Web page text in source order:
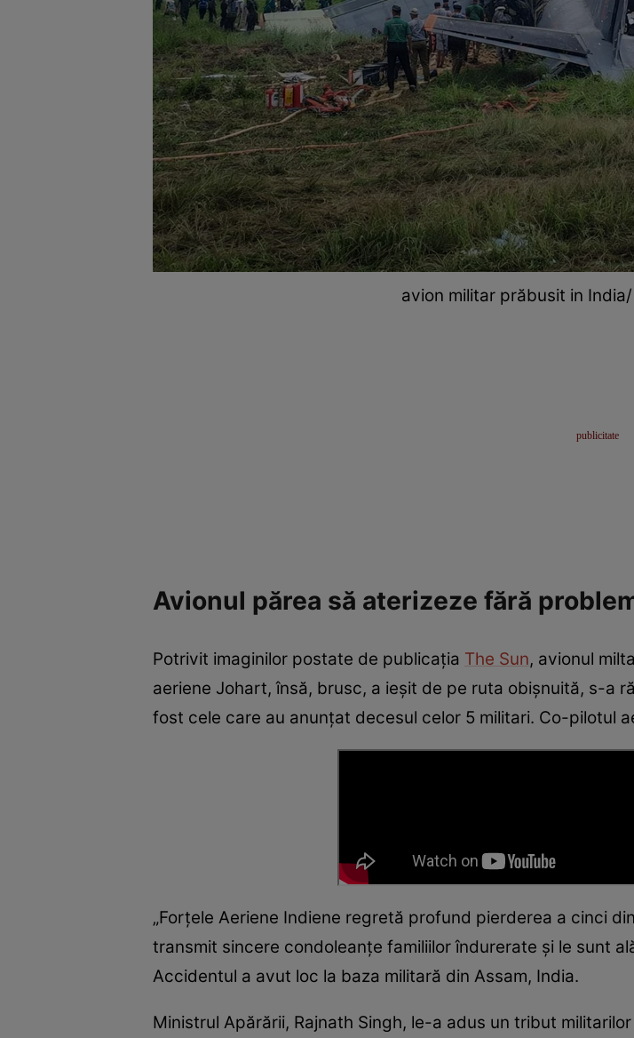
avion militar prăbusit in
Avionul părea să aterizeze fără
Potrivit imaginilor postate de publicația The Sun, avionul
aeriene Johart, însă, brusc, a ieșit de pe ruta obișnuită, s-a
fost cele care au anunțat decesul celor 5 militari. Co-pilotul
„Forţele Aeriene Indiene regretă profund pierderea a cinci
transmit sincere condoleanţe familiilor îndurerate şi le sunt
Accidentul a avut loc la baza militară din Assam, India.
Ministrul Apărării, Rajnath Singh, le-a adus un tribut